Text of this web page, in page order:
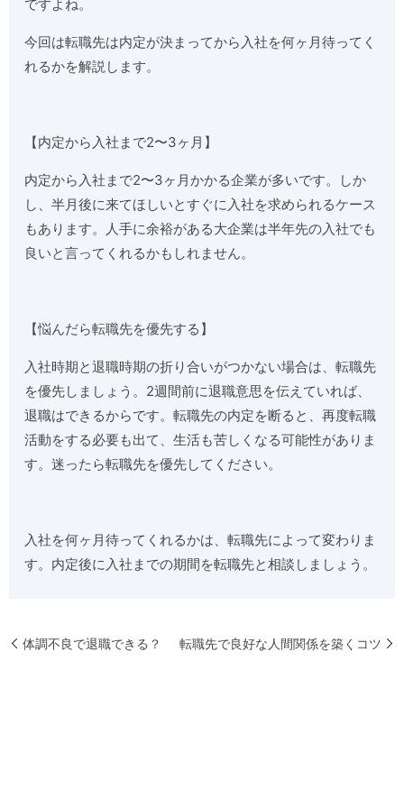
ですよね。
今回は転職先は内定が決まってから入社を何ヶ月待ってく
れるかを解説します。
【内定から入社まで2〜3ヶ月】
内定から入社まで2〜3ヶ月かかる企業が多いです。しか
し、半月後に来てほしいとすぐに入社を求められるケース
もあります。人手に余裕がある大企業は半年先の入社でも
良いと言ってくれるかもしれません。
【悩んだら転職先を優先する】
入社時期と退職時期の折り合いがつかない場合は、転職先
を優先しましょう。2週間前に退職意思を伝えていれば、
退職はできるからです。転職先の内定を断ると、再度転職
活動をする必要も出て、生活も苦しくなる可能性がありま
す。迷ったら転職先を優先してください。
入社を何ヶ月待ってくれるかは、転職先によって変わりま
す。内定後に入社までの期間を転職先と相談しましょう。
体調不良で退職できる？ 転職先で良好な人間関係を築くコツ